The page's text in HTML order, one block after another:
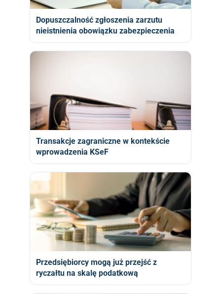
Dopuszczalność zgłoszenia zarzutu
nieistnienia obowiązku zabezpieczenia
Transakcje zagraniczne w kontekście
wprowadzenia KSeF
Przedsiębiorcy mogą już przejść z
ryczałtu na skalę podatkową